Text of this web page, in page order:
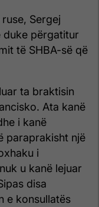
Sergej
duke përgatitur
të SHBA-së që
ta braktisin
Ata kanë
i kanë
paraprakisht një
i
u kanë lejuar
disa
e konsullatës